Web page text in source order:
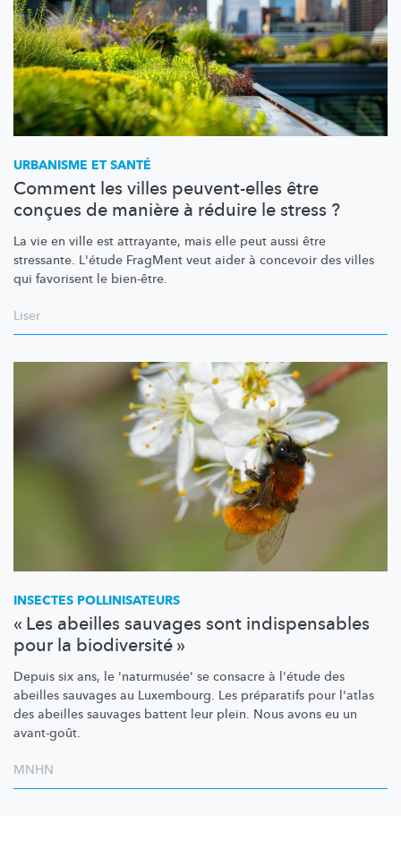
URBANISME ET SANTÉ
Comment les villes peuvent-elles être
conçues de manière à réduire le stress ?
La vie en ville est attrayante, mais elle peut aussi être
stressante. L'étude FragMent veut aider à concevoir des villes
qui favorisent le bien-être.
Liser
INSECTES POLLINISATEURS
« Les abeilles sauvages sont indispensables
pour la biodiversité »
Depuis six ans, le 'naturmusée' se consacre à l'étude des
abeilles sauvages au Luxembourg. Les préparatifs pour l'atlas
des abeilles sauvages battent leur plein. Nous avons eu un
avant-goût.
MNHN